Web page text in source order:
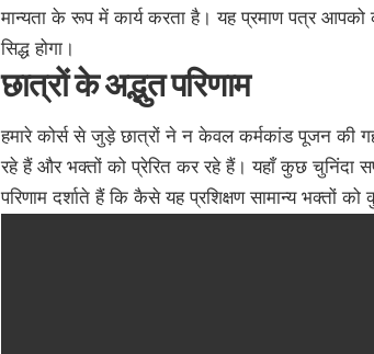
मान्यता के रूप में कार्य करता है। यह प्रमाण पत्र
सिद्ध होगा।
छात्रों के अद्भुत परिणाम
हमारे कोर्स से जुड़े छात्रों ने न केवल कर्मकांड पूजन की
रहे हैं और भक्तों को प्रेरित कर रहे हैं। यहाँ कुछ चुनिंदा
परिणाम दर्शाते हैं कि कैसे यह प्रशिक्षण सामान्य भक्तों